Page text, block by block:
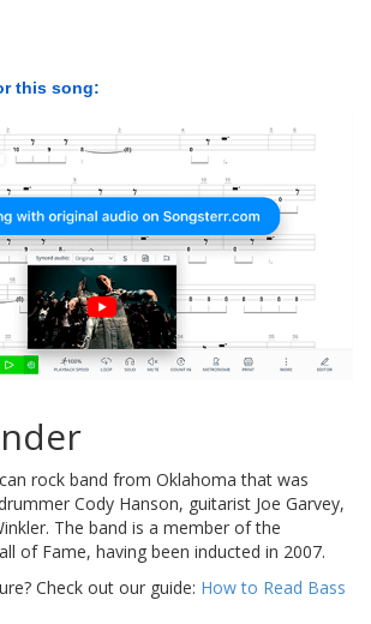
this song:
rock band from Oklahoma that was
Cody Hanson, guitarist Joe Garvey,
The band is a member of the
of Fame, having been inducted in 2007.
Check out our guide: How to Read Bass